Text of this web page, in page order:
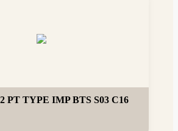
PT TYPE IMP BTS S03 C16